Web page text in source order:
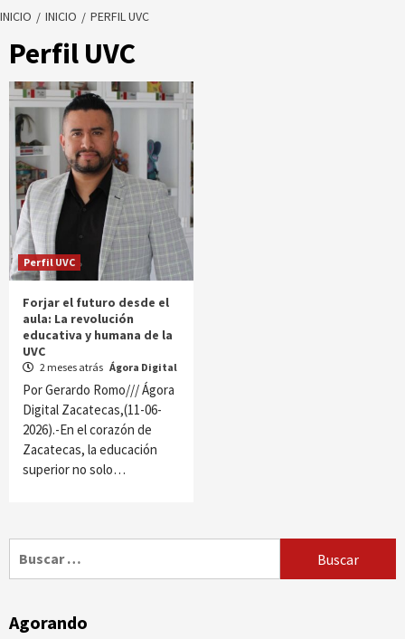
INICIO INICIO PERFIL UVC
Perfil UVC
Perfil UVC
Forjar el futuro desde el
aula: La revolución
educativa y humana de la
UVC
2 meses atrás Ágora Digital
Por Gerardo Romo/// Ágora
Digital Zacatecas,(11-06-
2026).-En el corazón de
Zacatecas, la educación
superior no solo…
Agorando